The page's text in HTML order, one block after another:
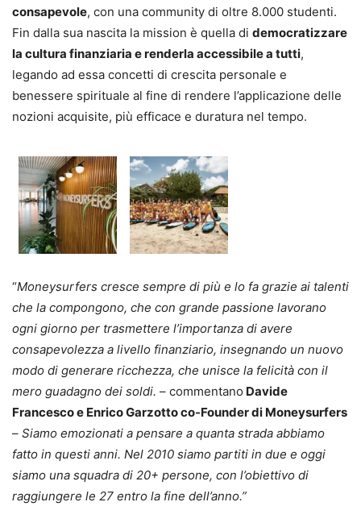
consapevole, con una community di oltre 8.000 studenti.
Fin dalla sua nascita la mission è quella di democratizzare
la cultura finanziaria e renderla accessibile a tutti,
legando ad essa concetti di crescita personale e
benessere spirituale al fine di rendere l’applicazione delle
nozioni acquisite, più efficace e duratura nel tempo.
“Moneysurfers cresce sempre di più e lo fa grazie ai talenti
che la compongono, che con grande passione lavorano
ogni giorno per trasmettere l’importanza di avere
consapevolezza a livello finanziario, insegnando un nuovo
modo di generare ricchezza, che unisce la felicità con il
mero guadagno dei soldi. – commentano Davide
Francesco e Enrico Garzotto co-Founder di Moneysurfers
– Siamo emozionati a pensare a quanta strada abbiamo
fatto in questi anni. Nel 2010 siamo partiti in due e oggi
siamo una squadra di 20+ persone, con l’obiettivo di
raggiungere le 27 entro la fine dell’anno.”